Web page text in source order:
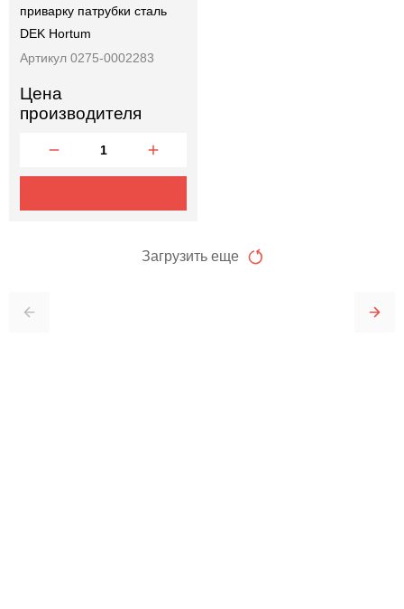
приварку патрубки сталь
DEK Hortum
Артикул 0275-0002283
Цена
производителя
Загрузить еще